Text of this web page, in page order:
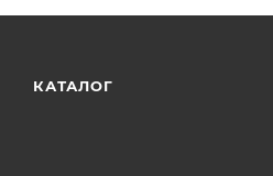
КАТАЛОГ